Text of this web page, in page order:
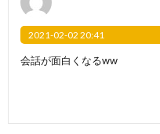
2021-02-02 20:41
会話が面白くなるww